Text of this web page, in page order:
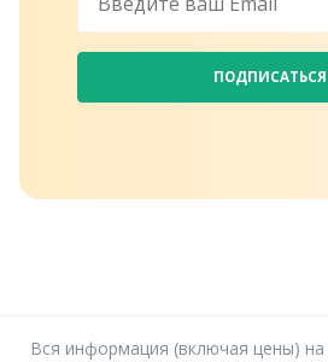
ПОДПИСАТЬСЯ
Вся информация (включая цены) на